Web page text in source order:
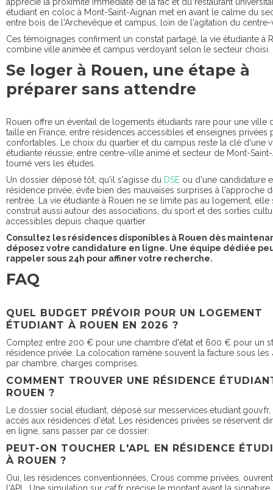
étudiant en coloc à Mont-Saint-Aignan met en avant le calme du
entre bois de l'Archevêque et campus, loin de l'agitation du centre-
Ces témoignages confirment un constat partagé, la vie étudiante à
combine ville animée et campus verdoyant selon le secteur choisi.
Se loger à Rouen, une étape à
préparer sans attendre
Rouen offre un éventail de logements étudiants rare pour une ville
taille en France, entre résidences accessibles et enseignes privées
confortables. Le choix du quartier et du campus reste la clé d'une
étudiante réussie, entre centre-ville animé et secteur de Mont-
tourné vers les études.
Un dossier déposé tôt, qu'il s'agisse du DSE ou d'une candidature
résidence privée, évite bien des mauvaises surprises à l'approche
rentrée. La vie étudiante à Rouen ne se limite pas au logement, elle
construit aussi autour des associations, du sport et des sorties
accessibles depuis chaque quartier.
Consultez les résidences disponibles à Rouen dès
déposez votre candidature en ligne. Une équipe dédiée
rappeler sous 24h pour affiner votre recherche.
FAQ
QUEL BUDGET PRÉVOIR POUR UN LOGEMENT
ÉTUDIANT À ROUEN EN 2026 ?
Comptez entre 200 € pour une chambre d'état et 600 € pour un
résidence privée. La colocation ramène souvent la facture sous
par chambre, charges comprises.
COMMENT TROUVER UNE RÉSIDENCE
ROUEN ?
Le dossier social étudiant, déposé sur
accès aux résidences d'état. Les résidences privées se réservent
en ligne, sans passer par ce dossier.
PEUT-ON TOUCHER L'APL EN RÉSIDENCE
À ROUEN ?
Oui, les résidences conventionnées, Crous comme privées,
l'APL. Une simulation sur caf.fr précise le montant avant la signature